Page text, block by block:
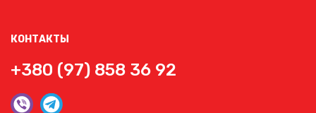
КОНТАКТЫ
+380 (97) 858 36 92